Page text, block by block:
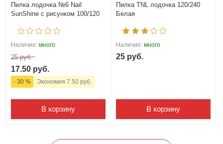
Пилка лодочка №6 Nail
SunShine с рисунком 100/120
Наличие: много
25 руб.
17.50 руб.
- 30 % Экономия 7.50 руб.
В корзину
Пилка TNL лодочка 120/240
Белая
Наличие: много
25 руб.
В корзину